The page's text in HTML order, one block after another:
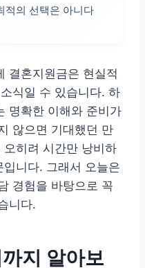
적의 선택은 아니다
결혼지원금은 현실적
식일 수 있습니다. 하
명확한 이해와 준비가
않으면 기대했던 만
히려 시간만 낭비하
니다. 그래서 오늘은
경험을 바탕으로 꼭
니다.
지 알아보